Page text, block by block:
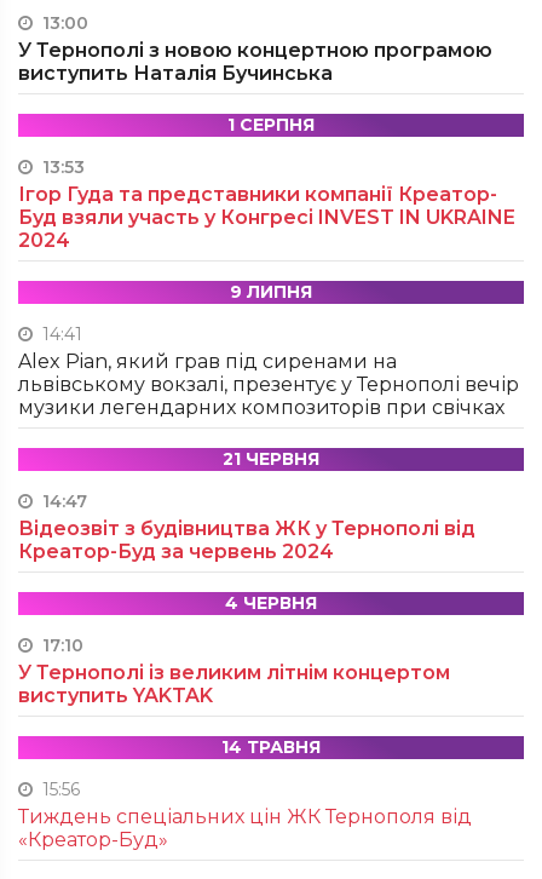
13:00
У Тернополі з новою концертною програмою
виступить Наталія Бучинська
1 СЕРПНЯ
13:53
Ігор Гуда та представники компанії Креатор-
Буд взяли участь у Конгресі INVEST IN UKRAINE
2024
9 ЛИПНЯ
14:41
Alex Pian, який грав під сиренами на
львівському вокзалі, презентує у Тернополі вечір
музики легендарних композиторів при свічках
21 ЧЕРВНЯ
14:47
Відеозвіт з будівництва ЖК у Тернополі від
Креатор-Буд за червень 2024
4 ЧЕРВНЯ
17:10
У Тернополі із великим літнім концертом
виступить YAKTAK
14 ТРАВНЯ
15:56
Тиждень спеціальних цін ЖК Тернополя від
«Креатор-Буд»